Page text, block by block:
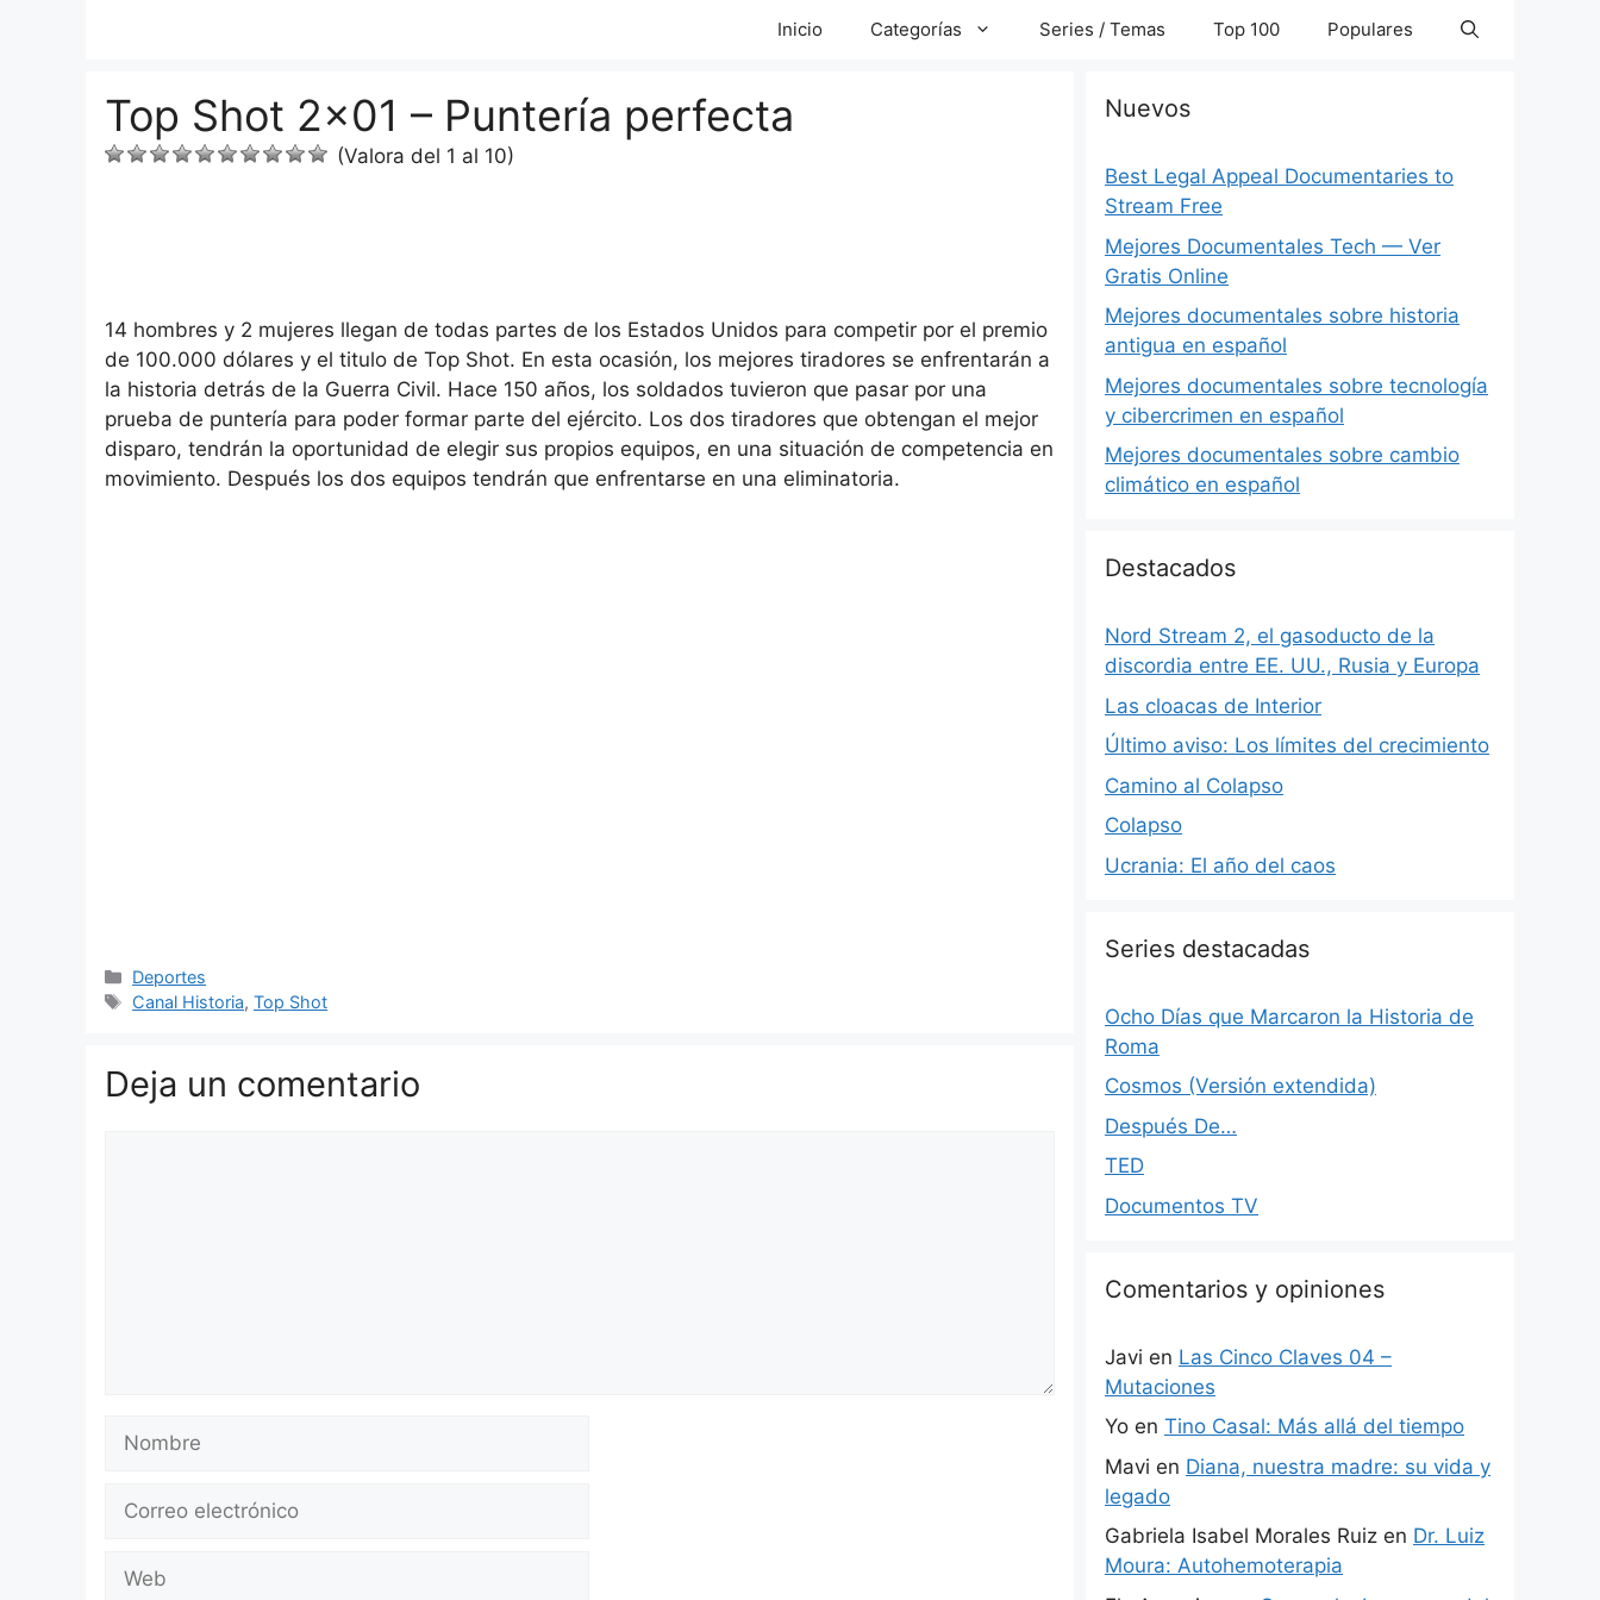
Inicio Categorías Series / Temas Top 100 Populares
Top Shot 2×01 – Puntería perfecta
(Valora del 1 al 10)
14 hombres y 2 mujeres llegan de todas partes de los Estados Unidos para competir por el premio
de 100.000 dólares y el titulo de Top Shot. En esta ocasión, los mejores tiradores se enfrentarán a
la historia detrás de la Guerra Civil. Hace 150 años, los soldados tuvieron que pasar por una
prueba de puntería para poder formar parte del ejército. Los dos tiradores que obtengan el mejor
disparo, tendrán la oportunidad de elegir sus propios equipos, en una situación de competencia en
movimiento. Después los dos equipos tendrán que enfrentarse en una eliminatoria.
Categorías
Deportes
Etiquetas
Canal Historia,Top Shot
Deja un comentario
Nombre
Correo
Web
Nuevos
Best Legal Appeal Documentaries to
Stream Free
Mejores Documentales Tech — Ver
Gratis Online
Mejores documentales sobre historia
antigua en español
Mejores documentales sobre tecnología
y cibercrimen en español
Mejores documentales sobre cambio
climático en español
Destacados
Nord Stream 2, el gasoducto de la
discordia entre EE. UU., Rusia y Europa
Las cloacas de Interior
Último aviso: Los límites del crecimiento
Camino al Colapso
Colapso
Ucrania: El año del caos
Series destacadas
Ocho Días que Marcaron la Historia de
Roma
Cosmos (Versión extendida)
Después De…
TED
Documentos TV
Comentarios y opiniones
Javi en Las Cinco Claves 04 –
Mutaciones
Yo en Tino Casal: Más allá del tiempo
Mavi en Diana, nuestra madre: su vida y
legado
Gabriela Isabel Morales Ruiz en Dr. Luiz
Moura: Autohemoterapia